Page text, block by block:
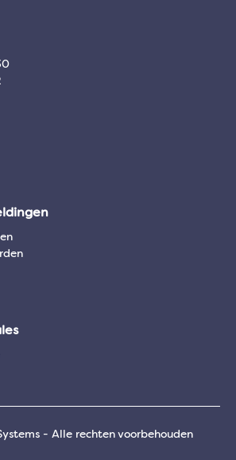
- Alle rechten voorbehouden